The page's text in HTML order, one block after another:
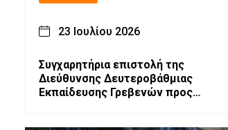
23 Ιουλίου 2026
Συγχαρητήρια επιστολή της
Διεύθυνσης Δευτεροβάθμιας
Εκπαίδευσης Γρεβενών προς